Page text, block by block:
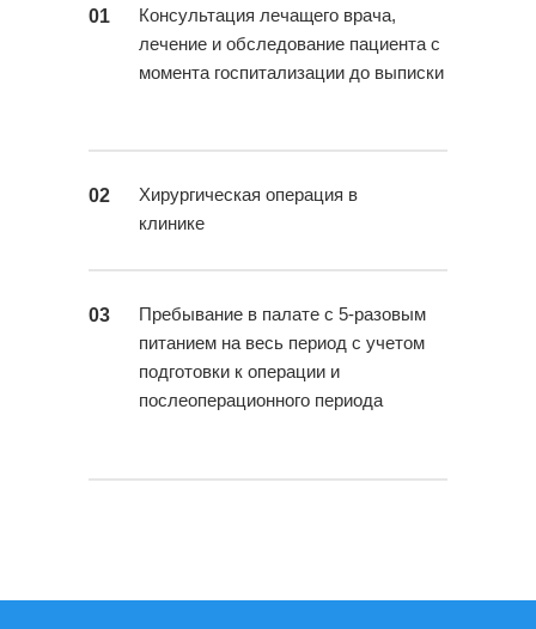
Консультация лечащего врача,
лечение и обследование пациента с
момента госпитализации до выписки
01
02
Хирургическая операция в
клинике
03
Пребывание в палате с 5-разовым
питанием на весь период с учетом
подготовки к операции и
послеоперационного периода